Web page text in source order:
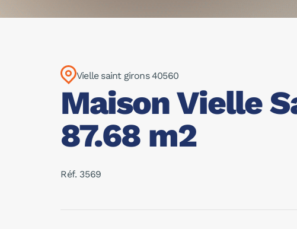
Vielle saint girons 40560
Maison Vielle
87.68 m2
Réf. 3569